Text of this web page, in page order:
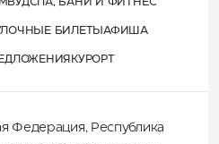
СПА, БАНИ И ФИТНЕС
БИЛЕТЫАФИША
КУРОРТ
Федерация, Республика